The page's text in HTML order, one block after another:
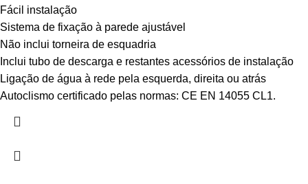
Fácil instalação
Sistema de fixação à parede ajustável
Não inclui torneira de esquadria
Inclui tubo de descarga e restantes acessórios de instalação
Ligação de água à rede pela esquerda, direita ou atrás
Autoclismo certificado pelas normas: CE EN 14055 CL1.